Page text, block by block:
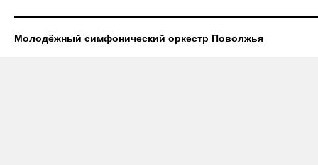
Молодёжный симфонический оркестр Поволжья